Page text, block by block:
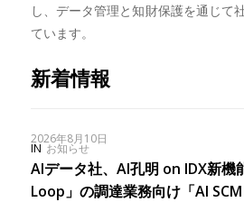
し、データ管理と知財保護を通じて
ています。
新着情報
2026年8月10日
IN お知らせ
AIデータ社、AI孔明 on IDX新機
Loop」の調達業務向け「AI